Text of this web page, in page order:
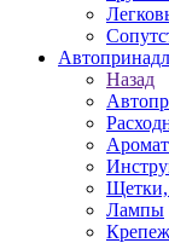
Назад
Щетки,
Лампы
Крепеж